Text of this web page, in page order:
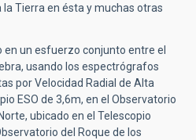
Tierra en ésta y muchas otras
en un esfuerzo conjunto entre el
usando los espectrógrafos
por Velocidad Radial de Alta
ESO de 3,6m, en el Observatorio
ubicado en el Telescopio
del Roque de los